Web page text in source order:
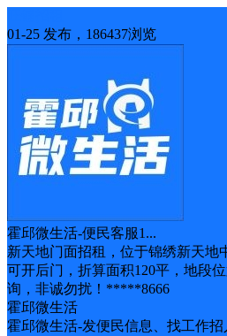
01-25 发布，186437浏览
霍邱微生活-便民客服1...
新天地门面招租，位于锦绣新天地
可开后门，折算面积120平，地段
询，非诚勿扰！*****8666
霍邱微生活
霍邱微生活-发便民信息、找工作